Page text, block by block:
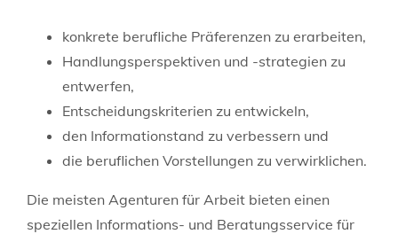
konkrete berufliche Präferenzen zu erarbeiten,
Handlungsperspektiven und -strategien zu
entwerfen,
Entscheidungskriterien zu entwickeln,
den Informationstand zu verbessern und
die beruflichen Vorstellungen zu verwirklichen.
Die meisten Agenturen für Arbeit bieten einen
speziellen Informations- und Beratungsservice für